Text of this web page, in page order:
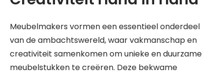
Meubelmakers vormen een essentieel onderdeel
van de ambachtswereld, waar vakmanschap en
creativiteit samenkomen om unieke en duurzame
meubelstukken te creëren. Deze bekwame